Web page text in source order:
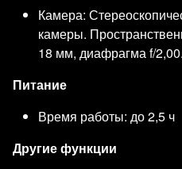
Камера:
камеры.
18 мм, диафрагма f/
Питание
Время работы: до 2,5 ч
Другие функции